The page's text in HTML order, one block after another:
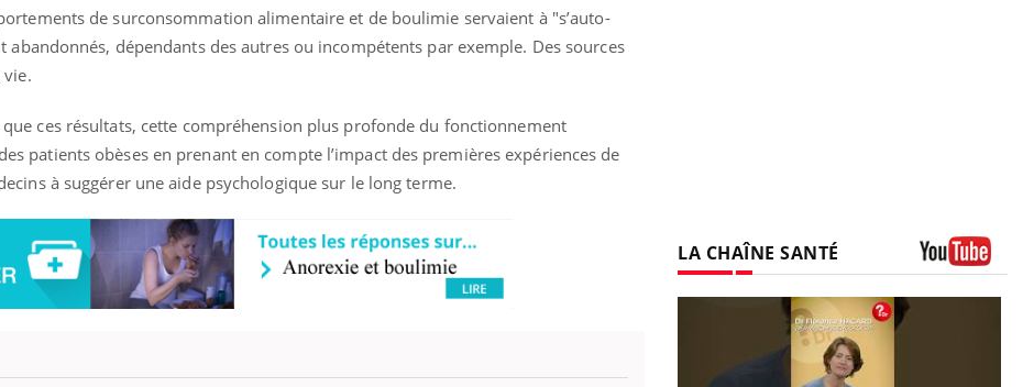
de surconsommation alimentaire et de boulimie servaient à "s’auto-
abandonnés, dépendants des autres ou incompétents par exemple. Des sources
que ces résultats, cette compréhension plus profonde du fonctionnement
patients obèses en prenant en compte l’impact des premières expériences de
à suggérer une aide psychologique sur le long terme.
LA CHAÎNE SANTÉ